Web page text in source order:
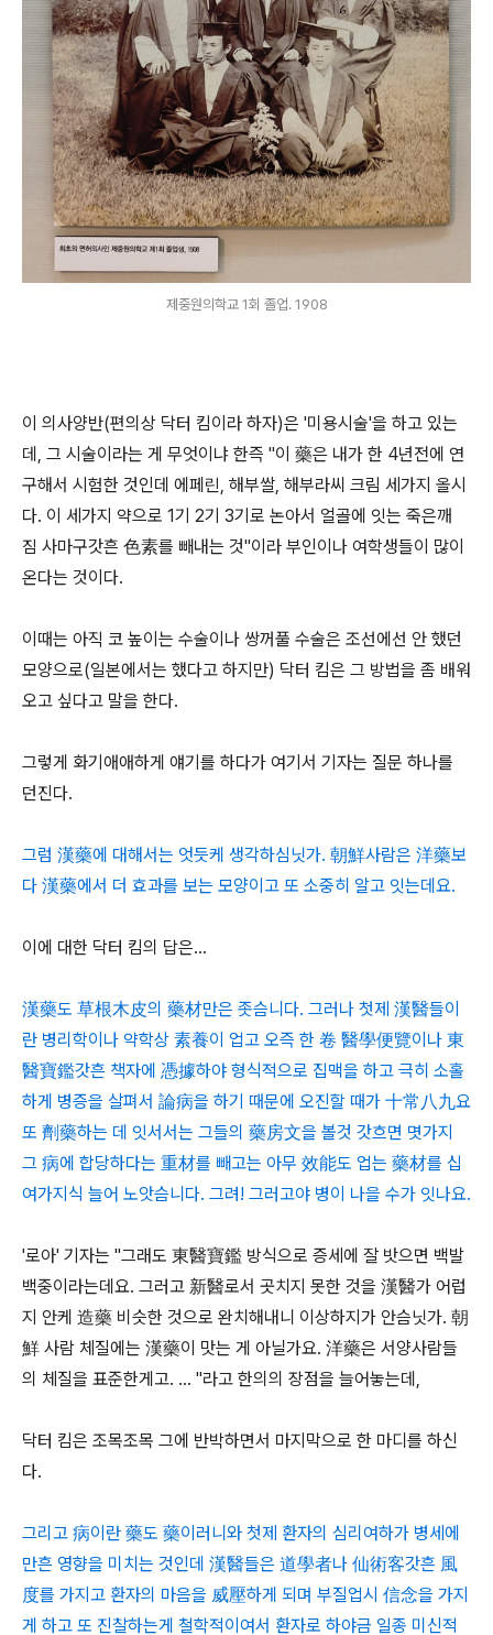
제중원의학교 1회 졸업. 1908
이 의사양반(편의상 닥터 킴이라 하자)은 '미용시술'을 하고 있는
데, 그 시술이라는 게 무엇이냐 한즉 "이 藥은 내가 한 4년전에 연
구해서 시험한 것인데 에페린, 해부쌀, 해부라씨 크림 세가지 올시
다. 이 세가지 약으로 1기 2기 3기로 논아서 얼골에 잇는 죽은깨
짐 사마구갓흔 色素를 빼내는 것"이라 부인이나 여학생들이 많이
온다는 것이다.
이때는 아직 코 높이는 수술이나 쌍꺼풀 수술은 조선에선 안 했던
모양으로(일본에서는 했다고 하지만) 닥터 킴은 그 방법을 좀 배워
오고 싶다고 말을 한다.
그렇게 화기애애하게 얘기를 하다가 여기서 기자는 질문 하나를
던진다.
그럼 漢藥에 대해서는 엇듯케 생각하심닛가. 朝鮮사람은 洋藥보
다 漢藥에서 더 효과를 보는 모양이고 또 소중히 알고 잇는데요.
이에 대한 닥터 킴의 답은...
漢藥도 草根木皮의 藥材만은 좃슴니다. 그러나 첫제 漢醫들이
란 병리학이나 약학상 素養이 업고 오즉 한 卷 醫學便覽이나 東
醫寶鑑갓흔 책자에 憑據하야 형식적으로 집맥을 하고 극히 소홀
하게 병증을 살펴서 論病을 하기 때문에 오진할 때가 十常八九요
또 劑藥하는 데 잇서서는 그들의 藥房文을 볼것 갓흐면 몃가지
그 病에 합당하다는 重材를 빼고는 아무 效能도 업는 藥材를 십
여가지식 늘어 노앗슴니다. 그려! 그러고야 병이 나을 수가 잇나요.
'로아' 기자는 "그래도 東醫寶鑑 방식으로 증세에 잘 밧으면 백발
백중이라는데요. 그러고 新醫로서 곳치지 못한 것을 漢醫가 어럽
지 안케 造藥 비슷한 것으로 완치해내니 이상하지가 안슴닛가. 朝
鮮 사람 체질에는 漢藥이 맛는 게 아닐가요. 洋藥은 서양사람들
의 체질을 표준한게고. ... "라고 한의의 장점을 늘어놓는데,
닥터 킴은 조목조목 그에 반박하면서 마지막으로 한 마디를 하신
다.
그리고 病이란 藥도 藥이러니와 첫제 환자의 심리여하가 병세에
만흔 영향을 미치는 것인데 漢醫들은 道學者나 仙術客갓흔 風
度를 가지고 환자의 마음을 威壓하게 되며 부질업시 信念을 가지
게 하고 또 진찰하는게 철학적이여서 환자로 하야금 일종 미신적